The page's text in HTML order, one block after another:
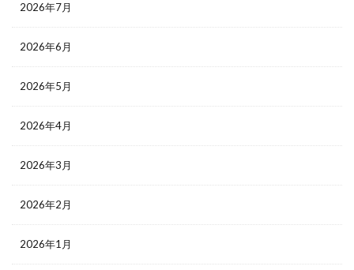
2026年7月
2026年6月
2026年5月
2026年4月
2026年3月
2026年2月
2026年1月